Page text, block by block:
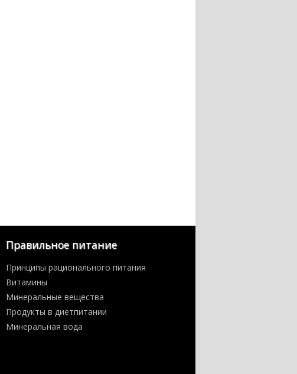
Правильное питание
Принципы рационального питания
Витамины
Минеральные вещества
Продукты в диетпитании
Минеральная вода